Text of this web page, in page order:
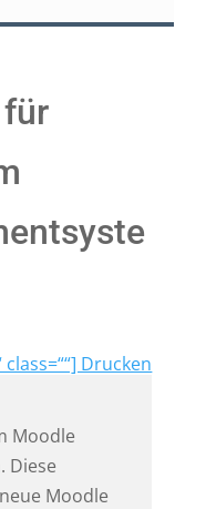
Drucken
Moodle
Diese
Moodle